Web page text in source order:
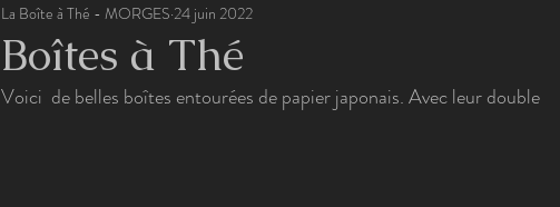
Boîtes à Thé
La Boîte à Thé - MORGES 24 juin 2022
Voici  de belles boîtes entourées de papier japonais. Avec leur double